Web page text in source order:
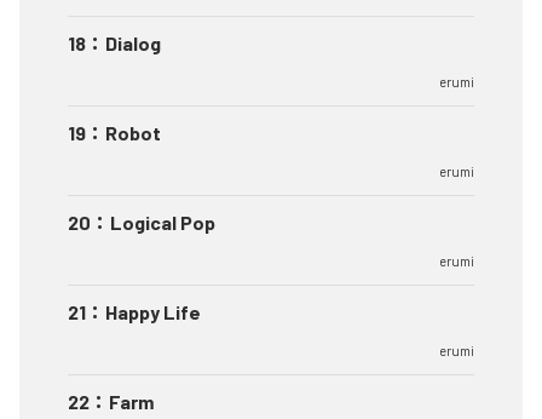
18 ： Dialog
erumi
19 ： Robot
erumi
20 ： Logical Pop
erumi
21 ： Happy Life
erumi
22 ： Farm